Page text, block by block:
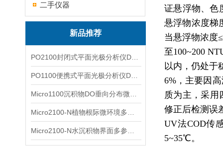
二手仪器
新品推荐
证悬浮物、色
悬浮物浓度梯
当悬浮物浓度
至100~200
以内，仍处于
6%，主要因
质为主，采用
修正后检测误
UV法COD传
5~35℃。